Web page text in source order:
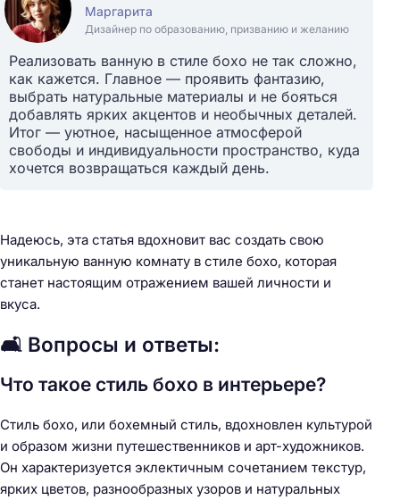
Маргарита
Дизайнер по образованию, призванию и желанию
Реализовать ванную в стиле бохо не так сложно,
как кажется. Главное — проявить фантазию,
выбрать натуральные материалы и не бояться
добавлять ярких акцентов и необычных деталей.
Итог — уютное, насыщенное атмосферой
свободы и индивидуальности пространство, куда
хочется возвращаться каждый день.
Надеюсь, эта статья вдохновит вас создать свою
уникальную ванную комнату в стиле бохо, которая
станет настоящим отражением вашей личности и
вкуса.
🛋️ Вопросы и ответы:
Что такое стиль бохо в интерьере?
Стиль бохо, или бохемный стиль, вдохновлен культурой
и образом жизни путешественников и арт-художников.
Он характеризуется эклектичным сочетанием текстур,
ярких цветов, разнообразных узоров и натуральных